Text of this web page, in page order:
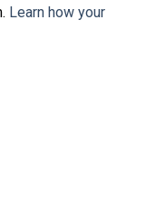
Learn how your